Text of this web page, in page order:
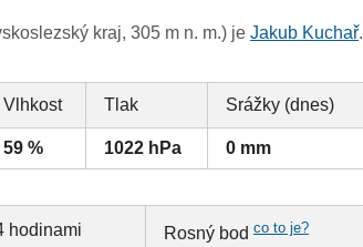
kraj, 305 m n. m.) jeJakub Kuchař.
Vlhkost Tlak Srážky (dnes)
59 % 1022 hPa 0 mm
hodinami Rosný bodco to je?